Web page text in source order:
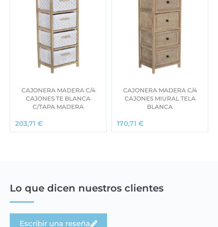
CAJONERA MADERA C/4
CAJONES TE BLANCA
C/TAPA MADERA
203,71 €
CAJONERA MADERA C/4
CAJONES MIURAL TELA
BLANCA
170,71 €
Lo que dicen nuestros clientes
Escribir una reseña